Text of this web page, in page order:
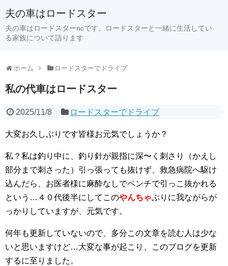
夫の車はロードスター
夫の車はロードスターncです。ロードスターと一緒に生活してい
る家族について語ります
ホーム ロードスターでドライブ
私の代車はロードスター
2025/11/8 ロードスターでドライブ
大変お久しぶりです皆様お元気でしょうか？
私？私は釣り中に、釣り針が親指に深〜く刺さり（かえし
部分まで刺さった）引っ張っても抜けず、救急病院へ駆け
込んだら、お医者様に麻酔なしでペンチで引っこ抜かれる
という…４０代後半にしてこのやんちゃぶりに我ながらが
っかりしていますが、元気です。
何年も更新していないので、多分この文章を読む人は少な
いと思いますけど…大変な事が起こり、このブログを更新
するに至りました。